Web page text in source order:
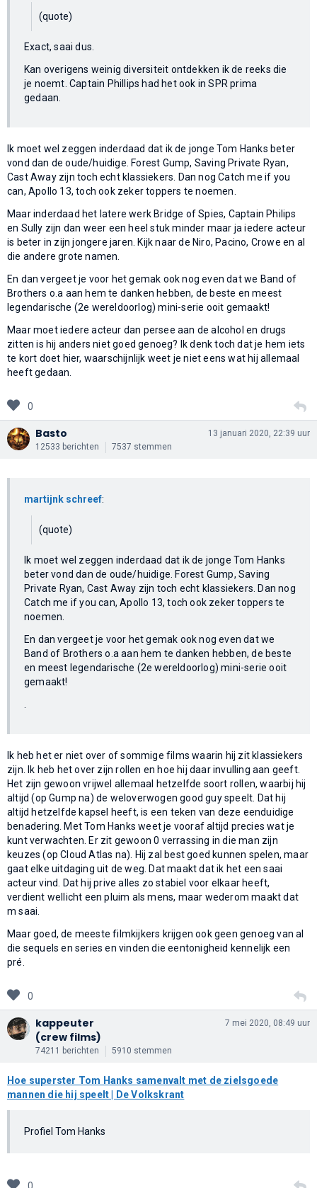
(quote)
Exact, saai dus.
Kan overigens weinig diversiteit ontdekken ik de reeks die
je noemt. Captain Phillips had het ook in SPR prima
gedaan.
Ik moet wel zeggen inderdaad dat ik de jonge Tom Hanks beter
vond dan de oude/huidige. Forest Gump, Saving Private Ryan,
Cast Away zijn toch echt klassiekers. Dan nog Catch me if you
can, Apollo 13, toch ook zeker toppers te noemen.
Maar inderdaad het latere werk Bridge of Spies, Captain Philips
en Sully zijn dan weer een heel stuk minder maar ja iedere acteur
is beter in zijn jongere jaren. Kijk naar de Niro, Pacino, Crowe en al
die andere grote namen.
En dan vergeet je voor het gemak ook nog even dat we Band of
Brothers o.a aan hem te danken hebben, de beste en meest
legendarische (2e wereldoorlog) mini-serie ooit gemaakt!
Maar moet iedere acteur dan persee aan de alcohol en drugs
zitten is hij anders niet goed genoeg? Ik denk toch dat je hem iets
te kort doet hier, waarschijnlijk weet je niet eens wat hij allemaal
heeft gedaan.
0
Basto
12533 berichten 7537 stemmen
13 januari 2020, 22:39 uur
martijnk schreef:
(quote)
Ik moet wel zeggen inderdaad dat ik de jonge Tom Hanks
beter vond dan de oude/huidige. Forest Gump, Saving
Private Ryan, Cast Away zijn toch echt klassiekers. Dan nog
Catch me if you can, Apollo 13, toch ook zeker toppers te
noemen.
En dan vergeet je voor het gemak ook nog even dat we
Band of Brothers o.a aan hem te danken hebben, de beste
en meest legendarische (2e wereldoorlog) mini-serie ooit
gemaakt!
Ik heb het er niet over of sommige films waarin hij zit klassiekers
zijn. Ik heb het over zijn rollen en hoe hij daar invulling aan geeft.
Het zijn gewoon vrijwel allemaal hetzelfde soort rollen, waarbij hij
altijd (op Gump na) de weloverwogen good guy speelt. Dat hij
altijd hetzelfde kapsel heeft, is een teken van deze eenduidige
benadering. Met Tom Hanks weet je vooraf altijd precies wat je
kunt verwachten. Er zit gewoon 0 verrassing in die man zijn
keuzes (op Cloud Atlas na). Hij zal best goed kunnen spelen, maar
gaat elke uitdaging uit de weg. Dat maakt dat ik het een saai
acteur vind. Dat hij prive alles zo stabiel voor elkaar heeft,
verdient wellicht een pluim als mens, maar wederom maakt dat
m saai.
Maar goed, de meeste filmkijkers krijgen ook geen genoeg van al
die sequels en series en vinden die eentonigheid kennelijk een
pré.
0
kappeuter
(crew films)
74211 berichten 5910 stemmen
7 mei 2020, 08:49 uur
Hoe superster Tom Hanks samenvalt met de zielsgoede
mannen die hij speelt | De Volkskrant
Profiel Tom Hanks
0